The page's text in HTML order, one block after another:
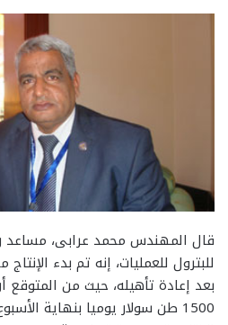
قال المهندس محمد عرابى،
للبترول للعمليات، إنه تم بدء
بعد إعادة تأهيله، حيث من المتوقع
1500 طن سولار يوميا بنهاية